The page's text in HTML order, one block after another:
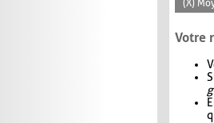
(X)
Votre